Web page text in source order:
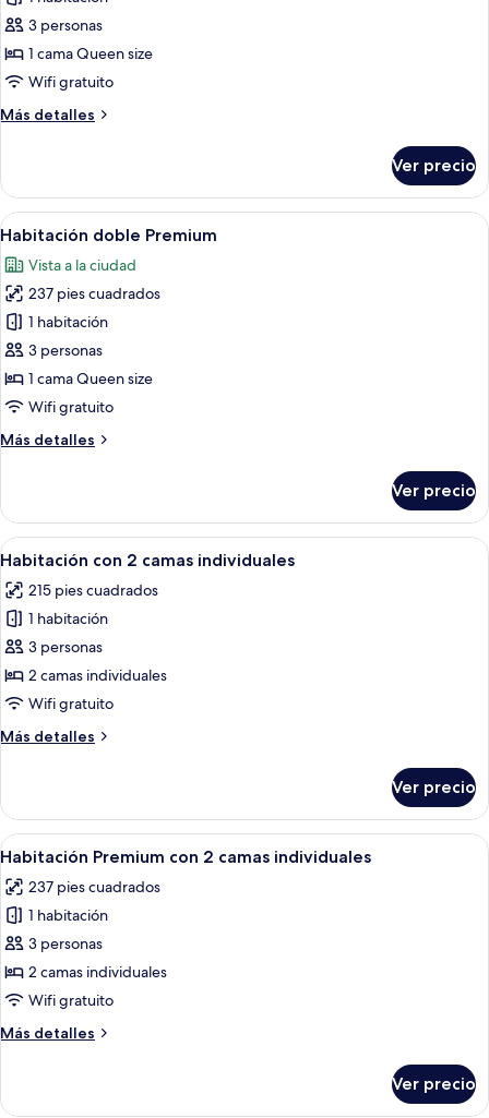
Classic
Suite
3 personas
1 cama Queen size
Wifi gratuito
Más detalles
Más
Suite
Ver precio
Abrir
todas
las
fotos
de
Habitación
doble
Premium
Una habitación de hotel con un
7
Habitación doble Premium
Vista a la ciudad
237 pies cuadrados
1 habitación
3 personas
1 cama Queen size
Wifi gratuito
Más detalles
Más
doble
Premium
Ver precio
Abrir
todas
las
fotos
de
Habitación
con
camas
Habitación de hotel con dos camas,
5
Habitación con 2 camas individuales
215 pies cuadrados
1 habitación
3 personas
2 camas individuales
Wifi gratuito
Más detalles
Más
con
camas
Ver precio
Abrir
todas
las
fotos
de
Habitación
Premium
2
Habitación de hotel con dos camas,
6
Habitación Premium con 2 camas individuales
237 pies cuadrados
1 habitación
3 personas
2 camas individuales
Wifi gratuito
Más detalles
Más
Premium
Ver precio